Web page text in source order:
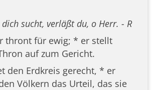
dich sucht, verläßt du, o Herr. - R
thront für ewig; * er stellt
auf zum Gericht.
den Erdkreis gerecht, * er
Völkern das Urteil, das sie